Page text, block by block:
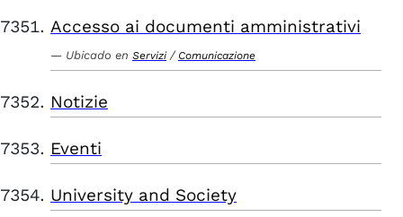
Accesso ai documenti amministrativi
Ubicado en Servizi / Comunicazione
Notizie
Eventi
University and Society